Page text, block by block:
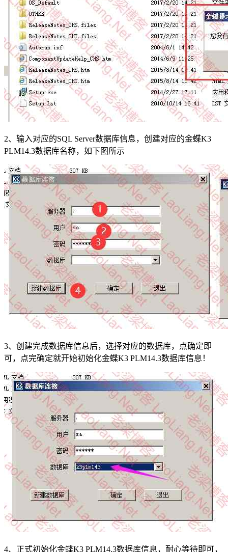
2、输入对应的SQL Server数据库信息，创建对应的金蝶K3
PLM14.3数据库名称，如下图所示
3、创建完成数据库信息后，选择对应的数据库，点确定即
可，点完确定就开始初始化金蝶K3 PLM14.3数据库信息！
4、正式初始化金蝶K3 PLM14.3数据库信息，耐心等待即可，